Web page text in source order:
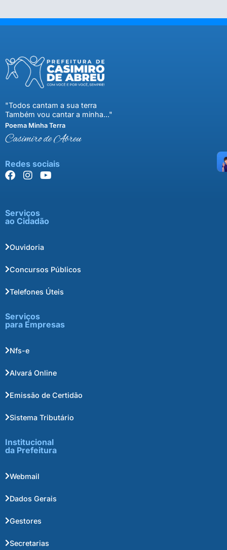
"Todos cantam a sua terra
Também vou cantar a minha..."
Poema Minha Terra
Casimiro de Abreu
Redes sociais
Serviços
ao Cidadão
Ouvidoria
Concursos Públicos
Telefones Úteis
Serviços
para Empresas
Nfs-e
Alvará Online
Emissão de Certidão
Sistema Tributário
Institucional
da Prefeitura
Webmail
Dados Gerais
Gestores
Secretarias